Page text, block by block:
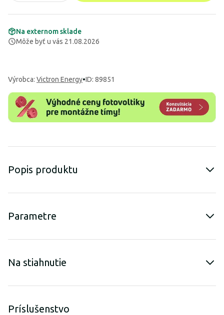
Na externom sklade
Môže byť u vás 21.08.2026
Výrobca: Victron Energy•ID: 89851
Popis produktu
Parametre
Na stiahnutie
Príslušenstvo